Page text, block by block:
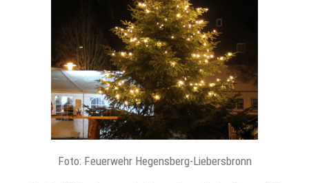
Foto: Feuerwehr Hegensberg-Liebersbronn